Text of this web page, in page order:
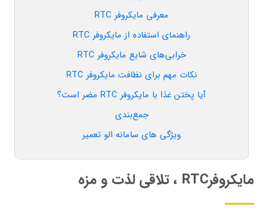
معرفی مایکروفر RTC
راهنمای استفاده از مایکروفر RTC
خرابی‌های شایع مایکروفر RTC
نکات مهم برای نظافت مایکروفر RTC
آیا پختن غذا با مایکروفر RTC مضر است؟
جمع‌بندی
ویژگی های سامانه الو تعمیر
مایکروفرRTC ، تلاقی لذت و مزه